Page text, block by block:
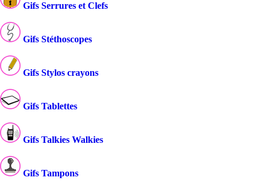
Gifs Serrures et Clefs
Gifs Stéthoscopes
Gifs Stylos crayons
Gifs Tablettes
Gifs Talkies Walkies
Gifs Tampons